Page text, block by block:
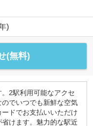
)
(無料)
2駅利用可能なアクセ
でいつでも新鮮な空気
ドでお支払いいただけ
けます。魅力的な駅近